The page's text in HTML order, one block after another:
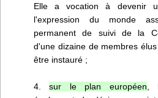
Elle a vocation à devenir
l'expression du monde
permanent de suivi de la
d'une dizaine de membres
être instauré ;
4.sur le plan européen ,